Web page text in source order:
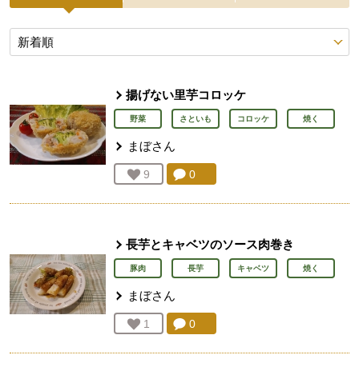
投稿レシピ
揚げない里芋コロッケ
野菜 さといも コロッケ 焼く
まぼさん
お気に入り登録：
9 人が登録コメント：
0
長芋とキャベツのソース肉巻き
豚肉 長芋 キャベツ 焼く
まぼさん
お気に入り登録：
1 人が登録コメント：
0